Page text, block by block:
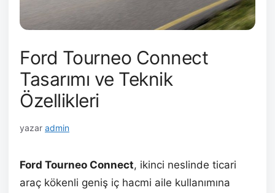
Ford Tourneo Connect
Tasarımı ve Teknik
Özellikleri
yazar admin
Ford Tourneo Connect, ikinci neslinde ticari
araç kökenli geniş iç hacmi aile kullanımına